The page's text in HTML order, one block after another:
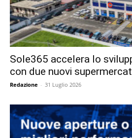
Sole365 accelera lo
con due nuovi
Redazione - 31 Luglio 2026